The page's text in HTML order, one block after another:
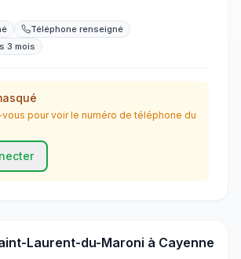
Téléphone renseigné
3 mois
pour voir le numéro de téléphone du
Laurent-du-Maroni à Cayenne